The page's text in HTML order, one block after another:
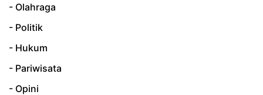
- Olahraga
- Politik
- Hukum
- Pariwisata
- Opini